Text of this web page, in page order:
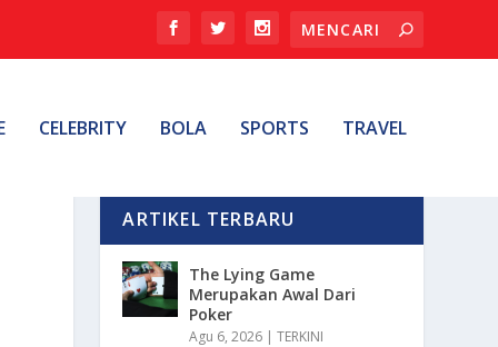
CELEBRITY BOLA SPORTS TRAVEL
ARTIKEL TERBARU
The Lying Game
Merupakan Awal Dari
Poker
Agu 6, 2026 |TERKINI